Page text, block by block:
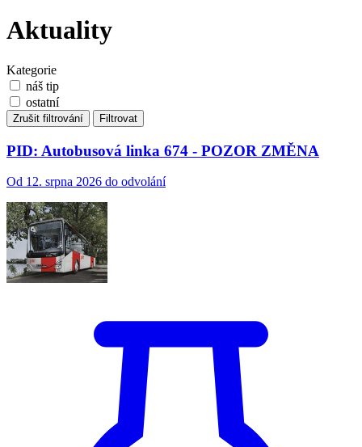
Aktuality
Kategorie
náš tip
ostatní
Zrušit filtrování Filtrovat
PID: Autobusová linka 674 - POZOR ZMĚNA
Od 12. srpna 2026 do odvolání